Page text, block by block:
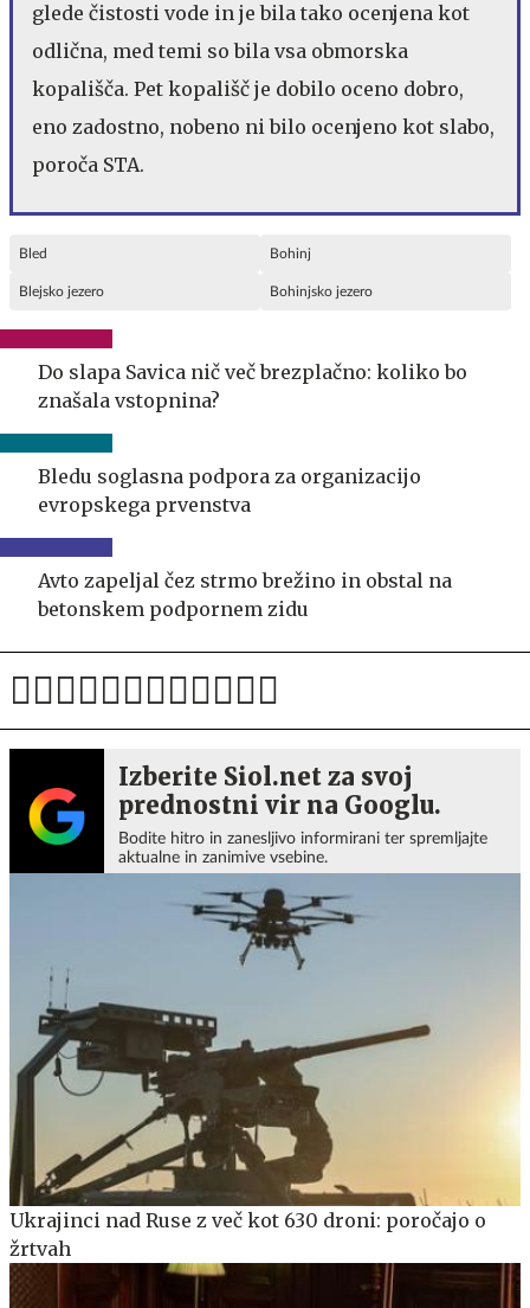
glede čistosti vode in je bila tako ocenjena kot
odlična, med temi so bila vsa obmorska
kopališča. Pet kopališč je dobilo oceno dobro,
eno zadostno, nobeno ni bilo ocenjeno kot slabo,
poroča STA.
Bled Bohinj
Blejsko jezero Bohinjsko jezero
Do slapa Savica nič več brezplačno: koliko bo
znašala vstopnina?
Bledu soglasna podpora za organizacijo
evropskega prvenstva
Avto zapeljal čez strmo brežino in obstal na
betonskem podpornem zidu
Izberite Siol.net za svoj
prednostni vir na Googlu.
Bodite hitro in zanesljivo informirani ter spremljajte
aktualne in zanimive vsebine.
Ukrajinci nad Ruse z več kot 630 droni: poročajo o
žrtvah